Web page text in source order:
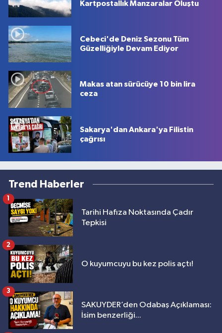
Kartpostallık Manzaralar Oluştu
Cebeci'de Deniz Sezonu Tüm
Güzelliğiyle Devam Ediyor
Makas atan sürücüye 10 bin lira
ceza
Sakarya'dan Ankara'ya Filistin
çağrısı
Trend Haberler
Tarihi Hafıza Noktasında Çadır
Tepkisi
1
O kuyumcuyu bu kez polis açtı!
2
SAKUYDER’den Odabaş Açıklaması:
İsim benzerliği...
3